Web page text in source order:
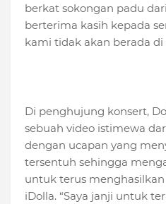
berkat sokongan padu
berterima kasih kepada
kami tidak akan berada di
Di penghujung konsert,
sebuah video istimewa
dengan ucapan yang
tersentuh sehingga
untuk terus
iDolla. “Saya janji untuk